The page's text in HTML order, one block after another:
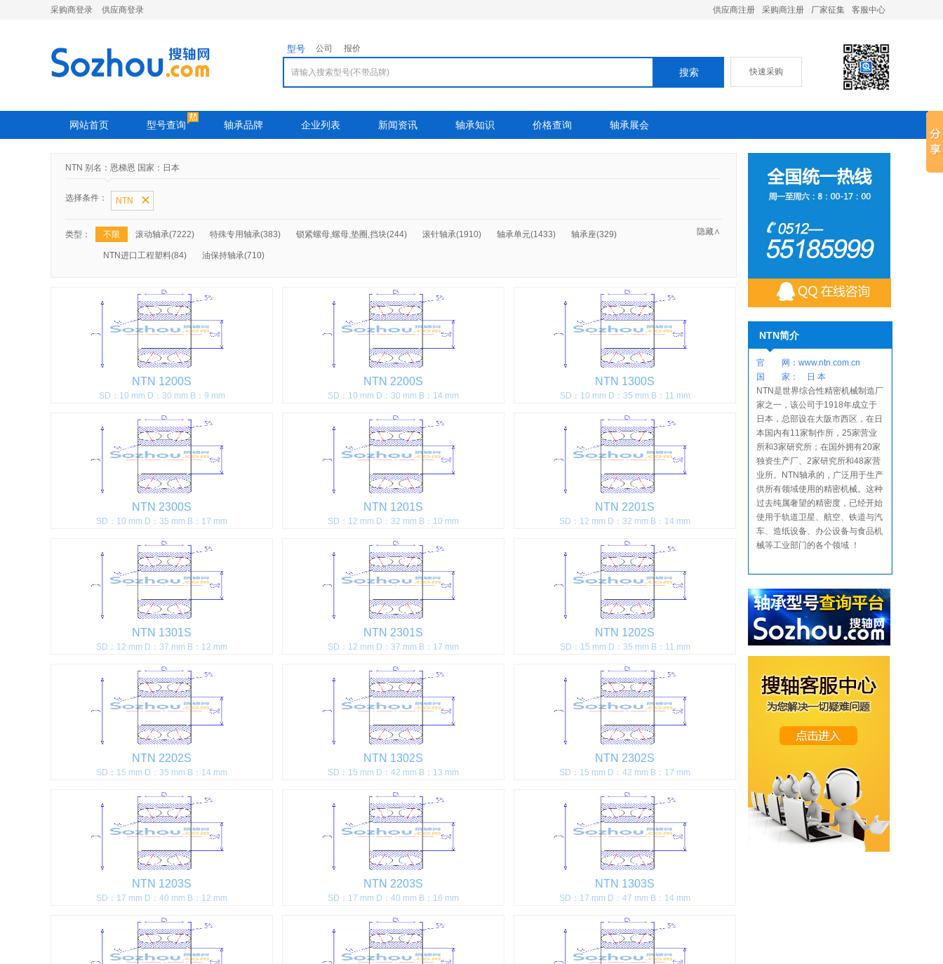
采购商登录 供应商登录 供应商注册 采购商注册 厂家征集 客服中心
型号 公司 报价
快速采购
网站首页 型号查询 轴承品牌 企业列表 新闻资讯 轴承知识 价格查询 轴承展会
NTN 别名：恩梯恩 国家：日本
选择条件： NTN
类型： 不限 滚动轴承(7222) 特殊专用轴承(383) 锁紧螺母,螺母,垫圈,挡块(244) 滚针轴承(1910) 轴承单元(1433) 轴承座(329)
NTN进口工程塑料(84) 油保持轴承(710)
隐藏∧
NTN 1200S
SD：10 mm D：30 mm B：9 mm
NTN 2200S
SD：10 mm D：30 mm B：14 mm
NTN 1300S
SD：10 mm D：35 mm B：11 mm
NTN 2300S
SD：10 mm D：35 mm B：17 mm
NTN 1201S
SD：12 mm D：32 mm B：10 mm
NTN 2201S
SD：12 mm D：32 mm B：14 mm
NTN 1301S
SD：12 mm D：37 mm B：12 mm
NTN 2301S
SD：12 mm D：37 mm B：17 mm
NTN 1202S
SD：15 mm D：35 mm B：11 mm
NTN 2202S
SD：15 mm D：35 mm B：14 mm
NTN 1302S
SD：15 mm D：42 mm B：13 mm
NTN 2302S
SD：15 mm D：42 mm B：17 mm
NTN 1203S
SD：17 mm D：40 mm B：12 mm
NTN 2203S
SD：17 mm D：40 mm B：16 mm
NTN 1303S
SD：17 mm D：47 mm B：14 mm
NTN简介
官 网： www.ntn.com.cn
国 家： 日 本
NTN是世界综合性精密机械制造厂
家之一，该公司于1918年成立于
日本，总部设在大阪市西区，在日
本国内有11家制作所，25家营业
所和3家研究所；在国外拥有20家
独资生产厂、2家研究所和48家营
业所。NTN轴承的，广泛用于生产
供所有领域使用的精密机械。这种
过去纯属奢望的精密度，已经开始
使用于轨道卫星、航空、铁道与汽
车、造纸设备、办公设备与食品机
械等工业部门的各个领域 ！